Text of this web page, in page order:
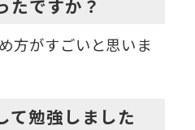
たですか？
方がすごいと思いま
て勉強しました